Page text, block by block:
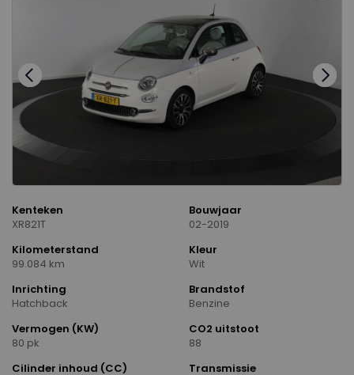
Kenteken
XR821T
Bouwjaar
02-2019
Kilometerstand
99.084 km
Kleur
Wit
Inrichting
Hatchback
Brandstof
Benzine
Vermogen (KW)
80 pk
CO2 uitstoot
88
Cilinder inhoud (CC)
Transmissie